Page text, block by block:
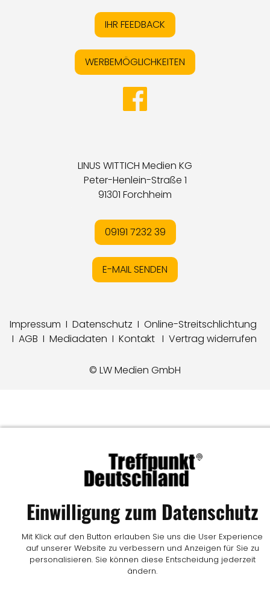
IHR FEEDBACK
WERBEMÖGLICHKEITEN
LINUS WITTICH Medien KG
Peter-Henlein-Straße 1
91301 Forchheim
09191 7232 39
E-MAIL SENDEN
Impressum I Datenschutz I Online-Streitschlichtung
I AGB I Mediadaten I Kontakt I Vertrag widerrufen
© LW Medien GmbH
Einwilligung zum Datenschutz
Mit Klick auf den Button erlauben Sie uns die User Experience
auf unserer Website zu verbessern und Anzeigen für Sie zu
personalisieren. Sie können diese Entscheidung jederzeit
ändern.